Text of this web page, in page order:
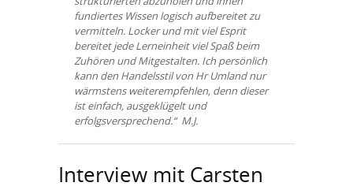
fundiertes Wissen logisch aufbereitet zu
vermitteln. Locker und mit viel Esprit
bereitet jede Lerneinheit viel Spaß beim
Zuhören und Mitgestalten. Ich persönlich
kann den Handelsstil von Hr Umland nur
wärmstens weiterempfehlen, denn dieser
ist einfach, ausgeklügelt und
erfolgsversprechend.“ M.J.
Interview mit Carsten